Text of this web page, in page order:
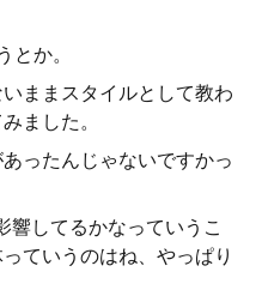
とか。
ままスタイルとして教わ
ました。
ったんじゃないですかっ
響してるかなっていうこ
ていうのはね、やっぱり